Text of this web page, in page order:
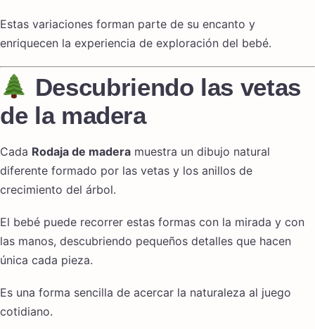
Estas variaciones forman parte de su encanto y
enriquecen la experiencia de exploración del bebé.
Descubriendo las vetas
de la madera
Cada Rodaja de madera muestra un dibujo natural
diferente formado por las vetas y los anillos de
crecimiento del árbol.
El bebé puede recorrer estas formas con la mirada y con
las manos, descubriendo pequeños detalles que hacen
única cada pieza.
Es una forma sencilla de acercar la naturaleza al juego
cotidiano.